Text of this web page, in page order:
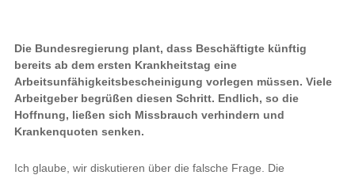
Die Bundesregierung plant, dass Beschäftigte künftig
bereits ab dem ersten Krankheitstag eine
Arbeitsunfähigkeitsbescheinigung vorlegen müssen. Viele
Arbeitgeber begrüßen diesen Schritt. Endlich, so die
Hoffnung, ließen sich Missbrauch verhindern und
Krankenquoten senken.
Ich glaube, wir diskutieren über die falsche Frage. Die